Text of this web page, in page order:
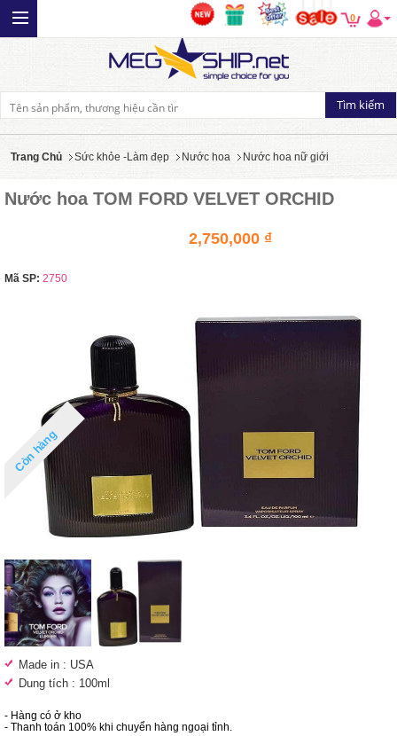
0
Trang Chủ Sức khỏe -Làm đẹp Nước hoa Nước hoa nữ giới
Nước hoa TOM FORD VELVET ORCHID
2,750,000 ₫
Mã SP: 2750
Còn hàng
Made in : USA
Dung tích : 100ml
- Hàng có ở kho
- Thanh toán 100% khi chuyển hàng ngoại tỉnh.